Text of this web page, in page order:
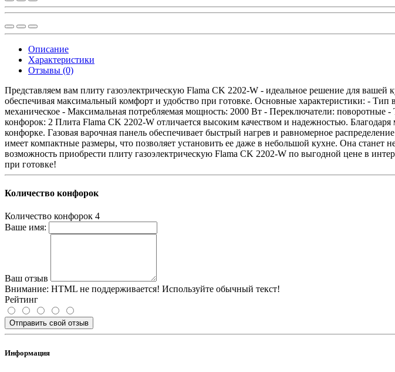
Описание
Характеристики
Отзывы (0)
Представляем вам плиту газоэлектрическую Flama CK 2202-W - идеальное решение для вашей
обеспечивая максимальный комфорт и удобство при готовке. Основные характеристики: -
механическое - Максимальная потребляемая мощность: 2000 Вт - Переключатели: поворотные
конфорок: 2 Плита Flama CK 2202-W отличается высоким качеством и надежностью.
конфорке. Газовая варочная панель обеспечивает быстрый нагрев и равномерное
имеет компактные размеры, что позволяет установить ее даже в небольшой кухне. Она
возможность приобрести плиту газоэлектрическую Flama CK 2202-W по выгодной цене в
при готовке!
Количество конфорок
Количество конфорок 4
Ваше имя:
Ваш отзыв
Внимание: HTML не поддерживается! Используйте обычный текст!
Рейтинг
Отправить свой отзыв
Информация